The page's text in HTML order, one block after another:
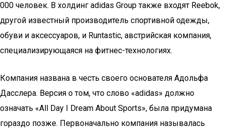
000 человек. В холдинг adidas Group также входят Reebok,
другой известный производитель спортивной одежды,
обуви и аксессуаров, и Runtastic, австрийская компания,
специализирующаяся на фитнес-технологиях.
Компания названа в честь своего основателя Адольфа
Дасслера. Версия о том, что слово «adidas» должно
означать «All Day I Dream About Sports», была придумана
гораздо позже. Первоначально компания называлась